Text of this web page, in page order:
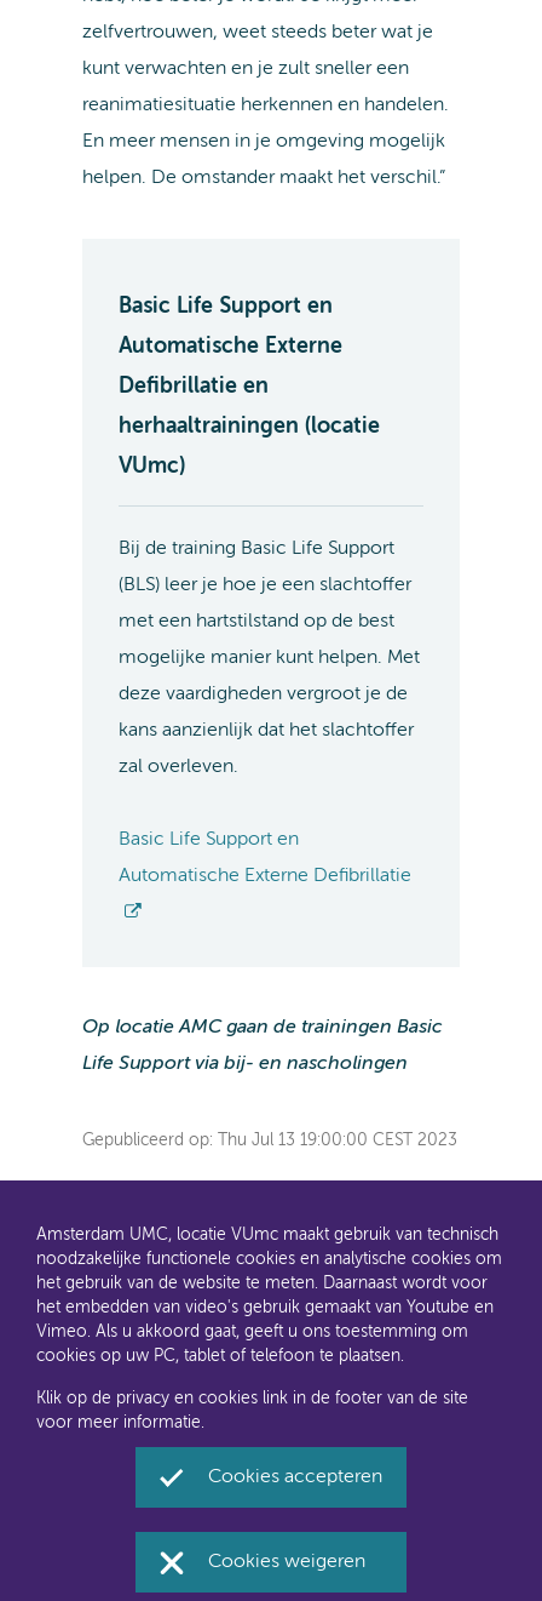
zelfvertrouwen, weet steeds beter wat je
kunt verwachten en je zult sneller een
reanimatiesituatie herkennen en handelen.
En meer mensen in je omgeving mogelijk
helpen. De omstander maakt het verschil.”
Basic Life Support en
Automatische Externe
Defibrillatie en
herhaaltrainingen (locatie
VUmc)
Bij de training Basic Life Support
(BLS) leer je hoe je een slachtoffer
met een hartstilstand op de best
mogelijke manier kunt helpen. Met
deze vaardigheden vergroot je de
kans aanzienlijk dat het slachtoffer
zal overleven.
Basic Life Support en
Automatische Externe Defibrillatie
Op locatie AMC gaan de trainingen Basic
Life Support via bij- en nascholingen
Gepubliceerd op: Thu Jul 13 19:00:00 CEST 2023
AMC en VUmc zijn al een tijdje samen Amsterdam UMC.
Dit gaat u ook merken aan de websites: steeds meer
amsterdamumc.org
cookies
Amsterdam UMC, locatie VUmc maakt gebruik van technisch
noodzakelijke functionele cookies en analytische cookies om
het gebruik van de website te meten. Daarnaast wordt voor
het embedden van video's gebruik gemaakt van Youtube en
Vimeo. Als u akkoord gaat, geeft u ons toestemming om
cookies op uw PC, tablet of telefoon te plaatsen.
Klik op de privacy en cookies link in de footer van de site
voor meer informatie.
Cookies accepteren
Cookies weigeren